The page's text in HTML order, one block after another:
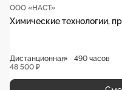
ООО «НАСТ»
Химические технологии,
Дистанционная
490 часов
48 500 ₽